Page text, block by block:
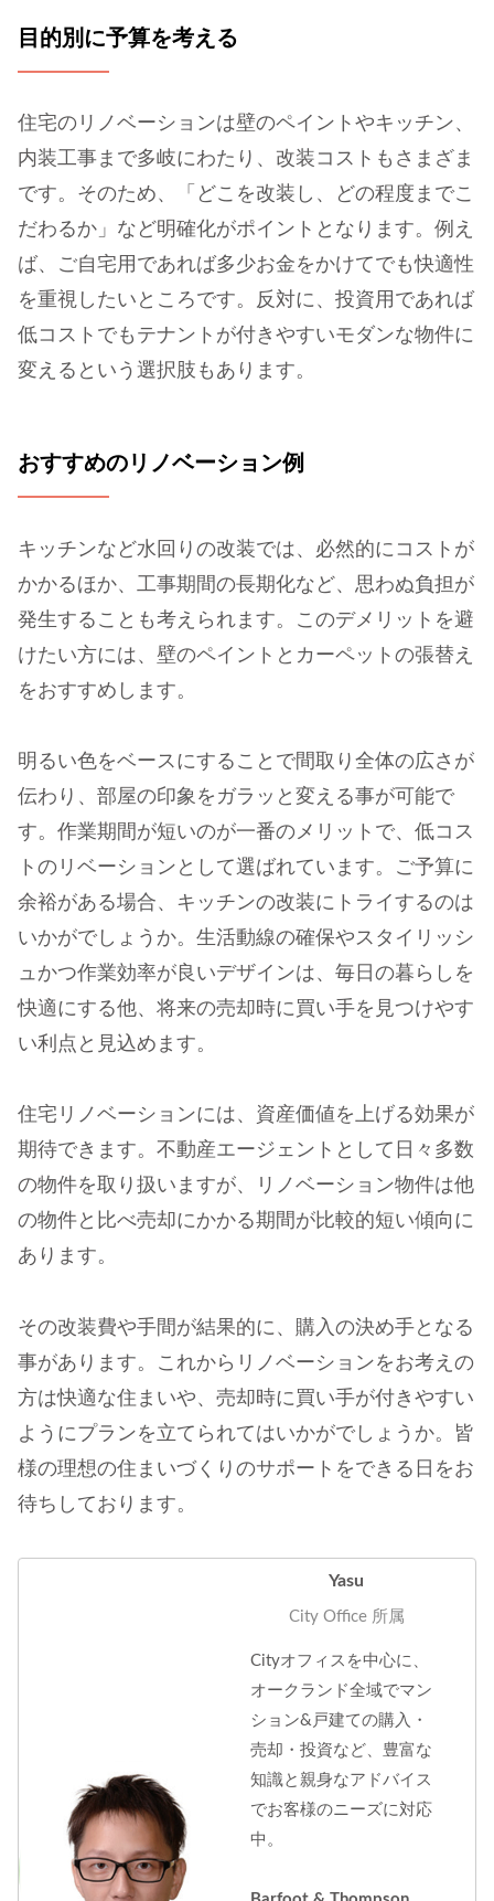
目的別に予算を考える
住宅のリノベーションは壁のペイントやキッチン、
内装工事まで多岐にわたり、改装コストもさまざま
です。そのため、「どこを改装し、どの程度までこ
だわるか」など明確化がポイントとなります。例え
ば、ご自宅用であれば多少お金をかけてでも快適性
を重視したいところです。反対に、投資用であれば
低コストでもテナントが付きやすいモダンな物件に
変えるという選択肢もあります。
おすすめのリノベーション例
キッチンなど水回りの改装では、必然的にコストが
かかるほか、工事期間の長期化など、思わぬ負担が
発生することも考えられます。このデメリットを避
けたい方には、壁のペイントとカーペットの張替え
をおすすめします。
明るい色をベースにすることで間取り全体の広さが
伝わり、部屋の印象をガラッと変える事が可能で
す。作業期間が短いのが一番のメリットで、低コス
トのリベーションとして選ばれています。ご予算に
余裕がある場合、キッチンの改装にトライするのは
いかがでしょうか。生活動線の確保やスタイリッシ
ュかつ作業効率が良いデザインは、毎日の暮らしを
快適にする他、将来の売却時に買い手を見つけやす
い利点と見込めます。
住宅リノベーションには、資産価値を上げる効果が
期待できます。不動産エージェントとして日々多数
の物件を取り扱いますが、リノベーション物件は他
の物件と比べ売却にかかる期間が比較的短い傾向に
あります。
その改装費や手間が結果的に、購入の決め手となる
事があります。これからリノベーションをお考えの
方は快適な住まいや、売却時に買い手が付きやすい
ようにプランを立てられてはいかがでしょうか。皆
様の理想の住まいづくりのサポートをできる日をお
待ちしております。
Yasu
City Office 所属
Cityオフィスを中心に、
オークランド全域でマン
ション&戸建ての購入・
売却・投資など、豊富な
知識と親身なアドバイス
でお客様のニーズに対応
中。